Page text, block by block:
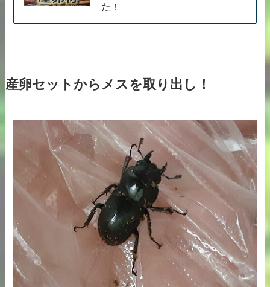
た！
産卵セットからメスを取り出し！